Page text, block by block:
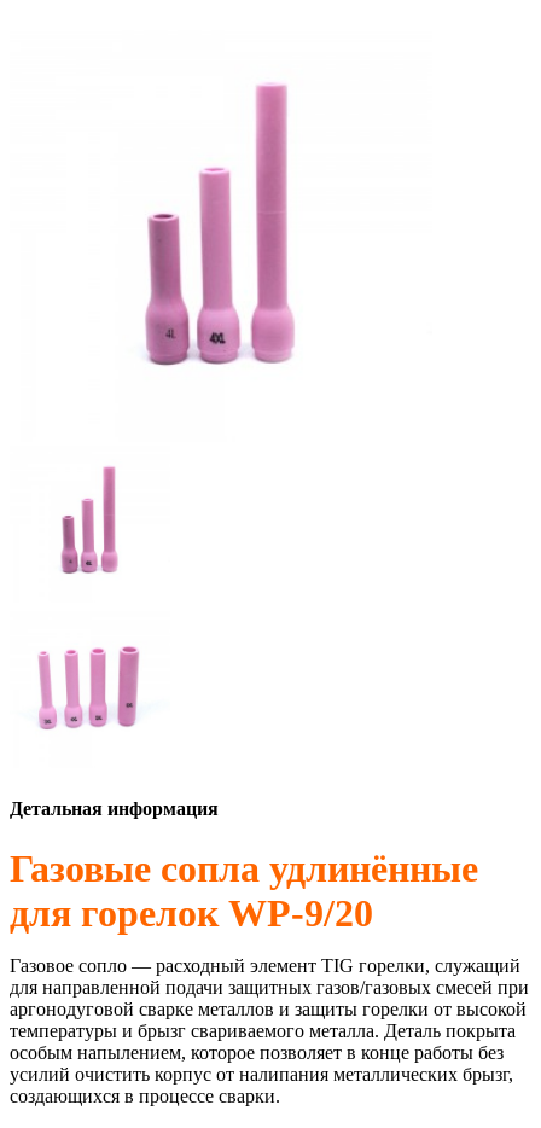
Детальная информация
Газовые сопла удлинённые
для горелок WP-9/20
Газовое сопло — расходный элемент TIG горелки, служащий
для направленной подачи защитных газов/газовых смесей при
аргонодуговой сварке металлов и защиты горелки от высокой
температуры и брызг свариваемого металла. Деталь покрыта
особым напылением, которое позволяет в конце работы без
усилий очистить корпус от налипания металлических брызг,
создающихся в процессе сварки.